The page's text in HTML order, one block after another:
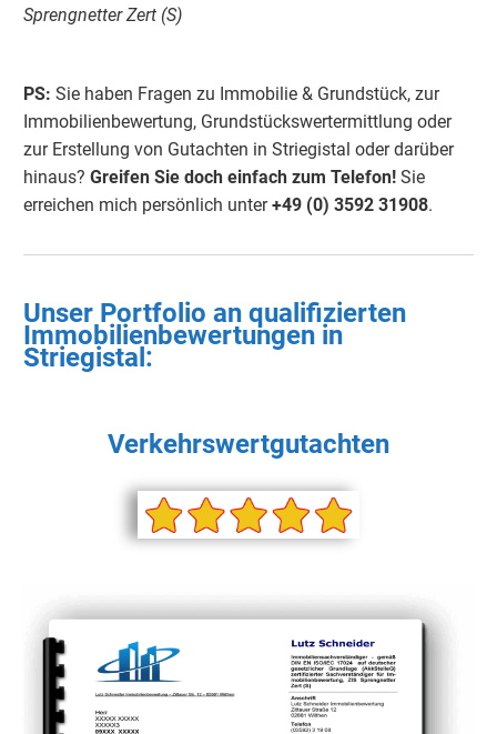
Sprengnetter Zert (S)
PS: Sie haben Fragen zu Immobilie & Grundstück, zur
Immobilienbewertung, Grundstückswertermittlung oder
zur Erstellung von Gutachten in Striegistal oder darüber
hinaus? Greifen Sie doch einfach zum Telefon! Sie
erreichen mich persönlich unter+49 (0) 3592 31908.
Unser Portfolio an qualifizierten
Immobilienbewertungen in
Striegistal :
Verkehrswertgutachten